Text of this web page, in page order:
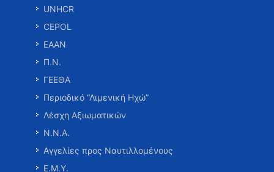
UNHCR
CEPOL
ΕΑΑΝ
Π.Ν.
ΓΕΕΘΑ
Περιοδικό “Λιμενική Ηχώ”
Λέσχη Αξιωματικών
Ν.Ν.Α.
Αγγελίες προς Ναυτιλλομένους
Ε.Μ.Υ.